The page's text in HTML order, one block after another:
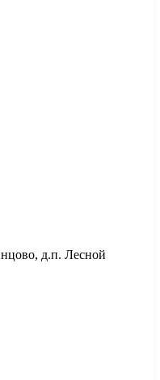
д.п. Лесной